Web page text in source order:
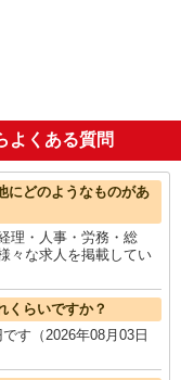
よくある質問
にどのようなものがあ
理・人事・労務・総
々な求人を掲載してい
くらいですか？
す（2026年08月03日